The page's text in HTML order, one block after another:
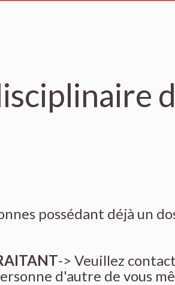
possédant déjà un
-> Veuillez
d'autre de vous